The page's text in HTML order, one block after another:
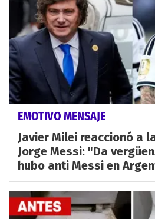
EMOTIVO MENSAJE
Javier Milei reaccionó a
Jorge Messi: "Da
hubo anti Messi en